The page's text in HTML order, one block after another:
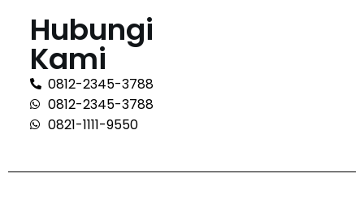
Hubungi
Kami
0812-2345-3788
0812-2345-3788
0821-1111-9550